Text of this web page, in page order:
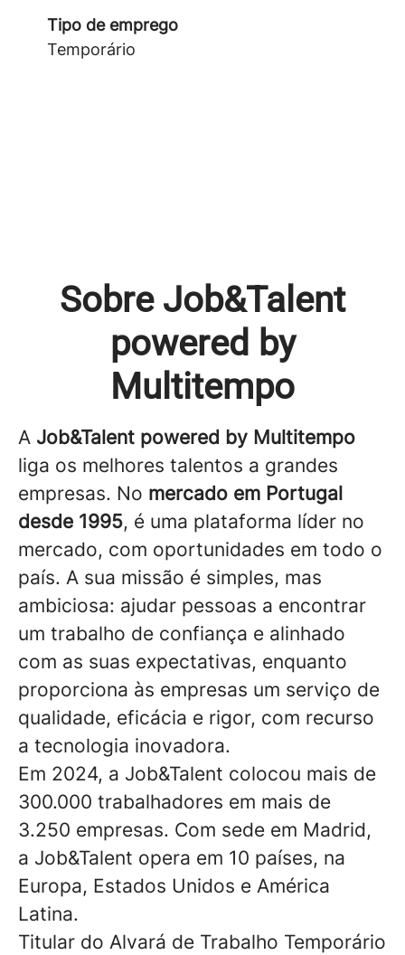
Tipo de emprego
Temporário
Sobre Job&Talent
powered by
Multitempo
A Job&Talent powered by Multitempo
liga os melhores talentos a grandes
empresas. No mercado em Portugal
desde 1995, é uma plataforma líder no
mercado, com oportunidades em todo o
país. A sua missão é simples, mas
ambiciosa: ajudar pessoas a encontrar
um trabalho de confiança e alinhado
com as suas expectativas, enquanto
proporciona às empresas um serviço de
qualidade, eficácia e rigor, com recurso
a tecnologia inovadora.
Em 2024, a Job&Talent colocou mais de
300.000 trabalhadores em mais de
3.250 empresas. Com sede em Madrid,
a Job&Talent opera em 10 países, na
Europa, Estados Unidos e América
Latina.
Titular do Alvará de Trabalho Temporário